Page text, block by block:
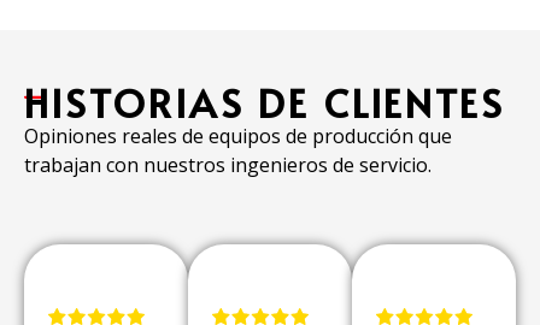
HISTORIAS DE CLIENTES
Opiniones reales de equipos de producción que
trabajan con nuestros ingenieros de servicio.